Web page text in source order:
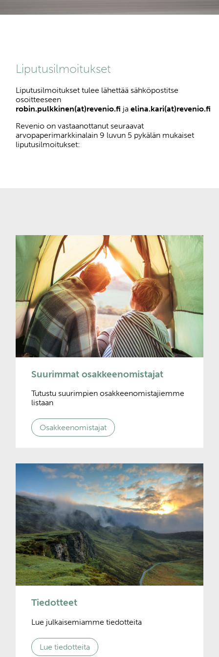
Liputusilmoitukset
Liputusilmoitukset tulee lähettää sähköpostitse
osoitteeseen
robin.pulkkinen(at)revenio.fi ja elina.kari(at)revenio.fi
Revenio on vastaanottanut seuraavat
arvopaperimarkkinalain 9 luvun 5 pykälän mukaiset
liputusilmoitukset:
Suurimmat osakkeenomistajat
Tutustu suurimpien osakkeenomistajiemme
listaan
Osakkeenomistajat
Tiedotteet
Lue julkaisemiamme tiedotteita
Lue tiedotteita